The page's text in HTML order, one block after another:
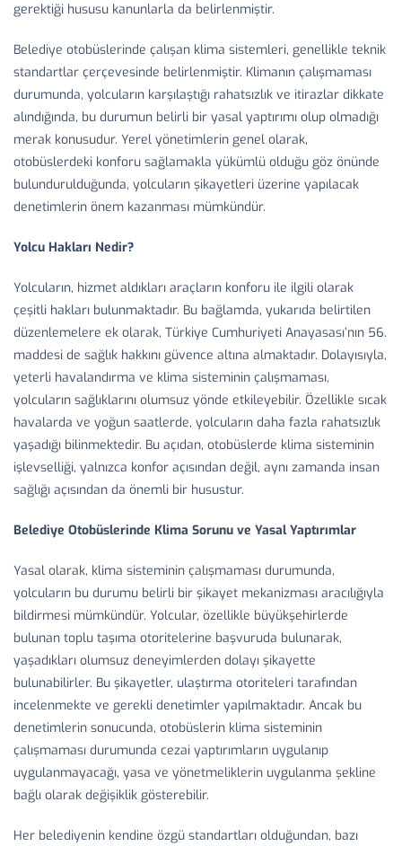
gerektiği hususu kanunlarla da belirlenmiştir.
Belediye otobüslerinde çalışan klima sistemleri, genellikle teknik
standartlar çerçevesinde belirlenmiştir. Klimanın çalışmaması
durumunda, yolcuların karşılaştığı rahatsızlık ve itirazlar dikkate
alındığında, bu durumun belirli bir yasal yaptırımı olup olmadığı
merak konusudur. Yerel yönetimlerin genel olarak,
otobüslerdeki konforu sağlamakla yükümlü olduğu göz önünde
bulundurulduğunda, yolcuların şikayetleri üzerine yapılacak
denetimlerin önem kazanması mümkündür.
Yolcu Hakları Nedir?
Yolcuların, hizmet aldıkları araçların konforu ile ilgili olarak
çeşitli hakları bulunmaktadır. Bu bağlamda, yukarıda belirtilen
düzenlemelere ek olarak, Türkiye Cumhuriyeti Anayasası’nın 56.
maddesi de sağlık hakkını güvence altına almaktadır. Dolayısıyla,
yeterli havalandırma ve klima sisteminin çalışmaması,
yolcuların sağlıklarını olumsuz yönde etkileyebilir. Özellikle sıcak
havalarda ve yoğun saatlerde, yolcuların daha fazla rahatsızlık
yaşadığı bilinmektedir. Bu açıdan, otobüslerde klima sisteminin
işlevselliği, yalnızca konfor açısından değil, aynı zamanda insan
sağlığı açısından da önemli bir husustur.
Belediye Otobüslerinde Klima Sorunu ve Yasal Yaptırımlar
Yasal olarak, klima sisteminin çalışmaması durumunda,
yolcuların bu durumu belirli bir şikayet mekanizması aracılığıyla
bildirmesi mümkündür. Yolcular, özellikle büyükşehirlerde
bulunan toplu taşıma otoritelerine başvuruda bulunarak,
yaşadıkları olumsuz deneyimlerden dolayı şikayette
bulunabilirler. Bu şikayetler, ulaştırma otoriteleri tarafından
incelenmekte ve gerekli denetimler yapılmaktadır. Ancak bu
denetimlerin sonucunda, otobüslerin klima sisteminin
çalışmaması durumunda cezai yaptırımların uygulanıp
uygulanmayacağı, yasa ve yönetmeliklerin uygulanma şekline
bağlı olarak değişiklik gösterebilir.
Her belediyenin kendine özgü standartları olduğundan, bazı